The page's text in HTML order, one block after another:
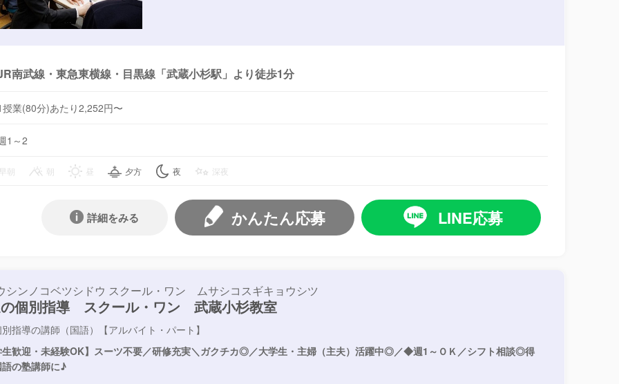
南武線・東急東横線・目黒線「武蔵小杉駅」より徒歩1分
授業(80分)あたり2,252円〜
1～2
朝 朝 昼 夕方 夜 深夜
LINE応募
かんたん応募
詳細をみる
シンノコベツシドウ スクール・ワン ムサシコスギキョウシツ
個別指導 スクール・ワン 武蔵小杉教室
指導の講師（国語）【アルバイト・パート】
生歓迎・未経験OK】スーツ不要／研修充実＼ガクチカ◎／大学生・主婦（主夫）活躍中◎／◆週1～ＯＫ／シフト相談◎得
の塾講師に♪